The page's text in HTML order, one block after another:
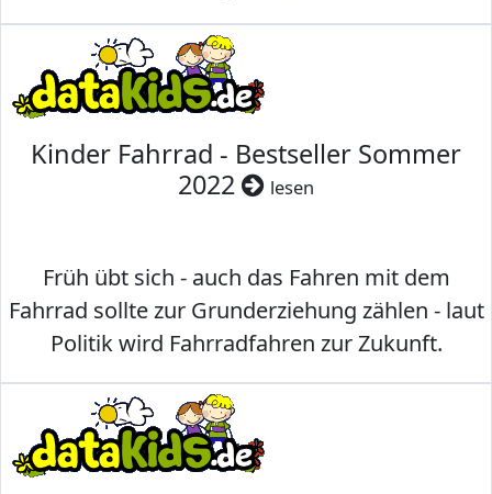
Kinder Fahrrad - Bestseller Sommer
2022
lesen
Früh übt sich - auch das Fahren mit dem
Fahrrad sollte zur Grunderziehung zählen - laut
Politik wird Fahrradfahren zur Zukunft.